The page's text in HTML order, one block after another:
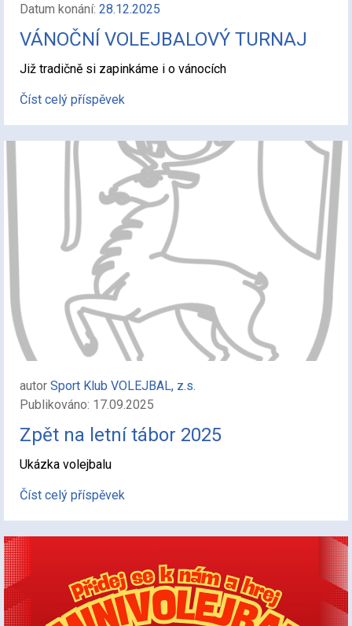
Datum konání: 28.12.2025
VÁNOČNÍ VOLEJBALOVÝ TURNAJ
Již tradičně si zapinkáme i o vánocích
Číst celý příspěvek
autor Sport Klub VOLEJBAL, z.s.
Publikováno: 17.09.2025
Zpět na letní tábor 2025
Ukázka volejbalu
Číst celý příspěvek